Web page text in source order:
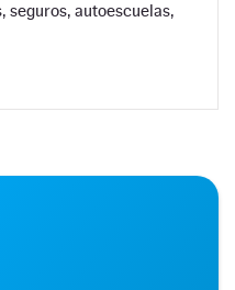
seguros, autoescuelas,